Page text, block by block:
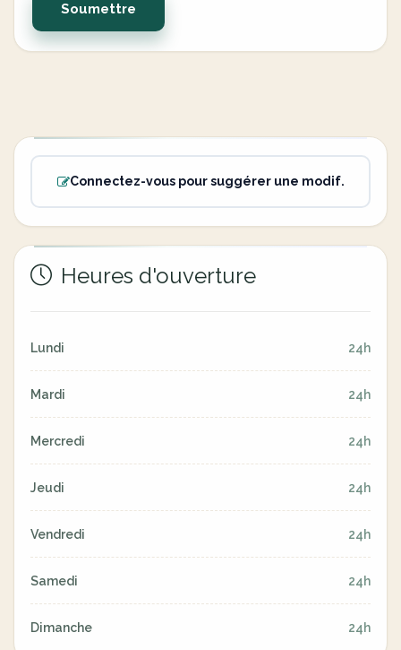
Soumettre
Connectez-vous pour suggérer une modif.
Heures d'ouverture
Lundi 24h
Mardi 24h
Mercredi 24h
Jeudi 24h
Vendredi 24h
Samedi 24h
Dimanche 24h